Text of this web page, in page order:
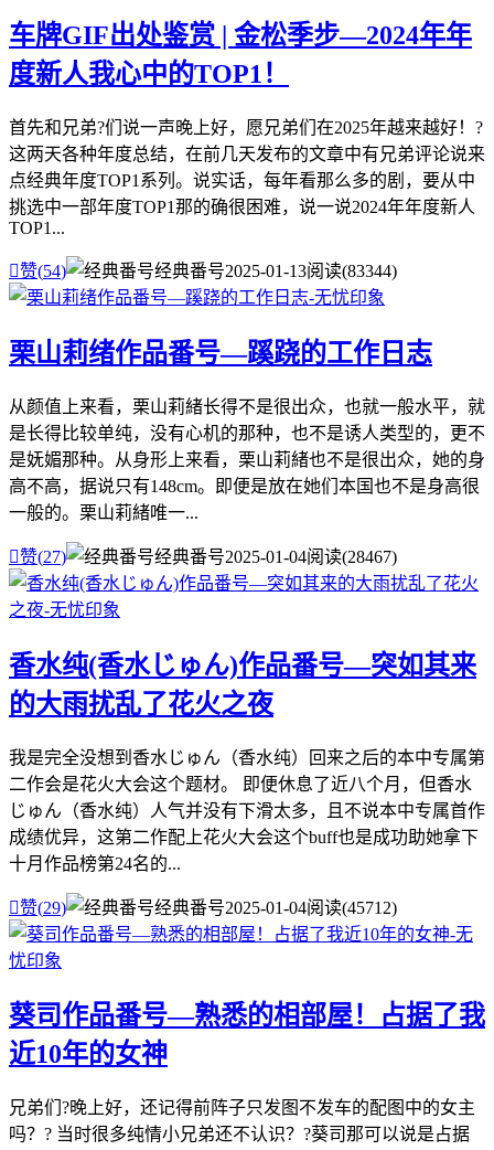
车牌GIF出处鉴赏 | 金松季步—2024年年
度新人我心中的TOP1！
首先和兄弟?们说一声晚上好，愿兄弟们在2025年越来越好！?
这两天各种年度总结，在前几天发布的文章中有兄弟评论说来
点经典年度TOP1系列。说实话，每年看那么多的剧，要从中
挑选中一部年度TOP1那的确很困难，说一说2024年年度新人
TOP1...
赞(54) 经典番号2025-01-13阅读(83344)
栗山莉绪作品番号—蹊跷的工作日志
从颜值上来看，栗山莉緒长得不是很出众，也就一般水平，就
是长得比较单纯，没有心机的那种，也不是诱人类型的，更不
是妩媚那种。从身形上来看，栗山莉緒也不是很出众，她的身
高不高，据说只有148cm。即便是放在她们本国也不是身高很
一般的。栗山莉緒唯一...
赞(27) 经典番号2025-01-04阅读(28467)
香水纯(香水じゅん)作品番号—突如其来
的大雨扰乱了花火之夜
我是完全没想到香水じゅん（香水纯）回来之后的本中专属第
二作会是花火大会这个题材。 即便休息了近八个月，但香水
じゅん（香水纯）人气并没有下滑太多，且不说本中专属首作
成绩优异，这第二作配上花火大会这个buff也是成功助她拿下
十月作品榜第24名的...
赞(29) 经典番号2025-01-04阅读(45712)
葵司作品番号—熟悉的相部屋！占据了我
近10年的女神
兄弟们?晚上好，还记得前阵子只发图不发车的配图中的女主
吗？? 当时很多纯情小兄弟还不认识？?葵司那可以说是占据